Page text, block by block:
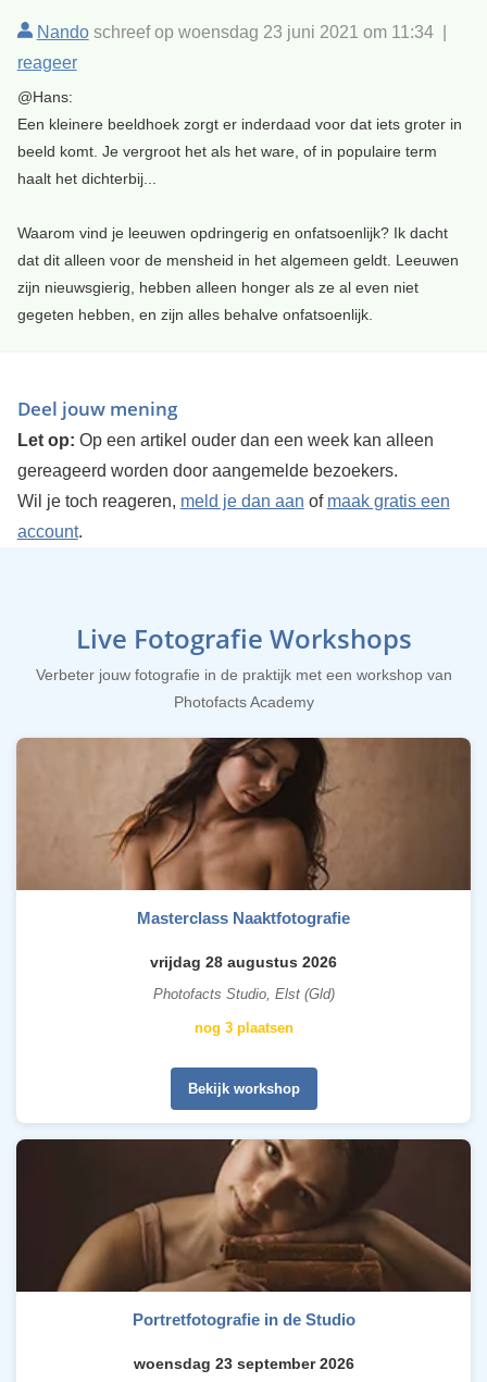
Nandoschreef op woensdag 23 juni 2021 om 11:34 |
reageer
@Hans:
Een kleinere beeldhoek zorgt er inderdaad voor dat iets groter in
beeld komt. Je vergroot het als het ware, of in populaire term
haalt het dichterbij...
Waarom vind je leeuwen opdringerig en onfatsoenlijk? Ik dacht
dat dit alleen voor de mensheid in het algemeen geldt. Leeuwen
zijn nieuwsgierig, hebben alleen honger als ze al even niet
gegeten hebben, en zijn alles behalve onfatsoenlijk.
Deel jouw mening
Let op: Op een artikel ouder dan een week kan alleen
gereageerd worden door aangemelde bezoekers.
Wil je toch reageren, meld je dan aan of maak gratis een
account.
Live Fotografie Workshops
Verbeter jouw fotografie in de praktijk met een workshop van
Photofacts Academy
Masterclass Naaktfotografie
vrijdag 28 augustus 2026
Photofacts Studio, Elst (Gld)
nog 3 plaatsen
Bekijk workshop
Portretfotografie in de Studio
woensdag 23 september 2026